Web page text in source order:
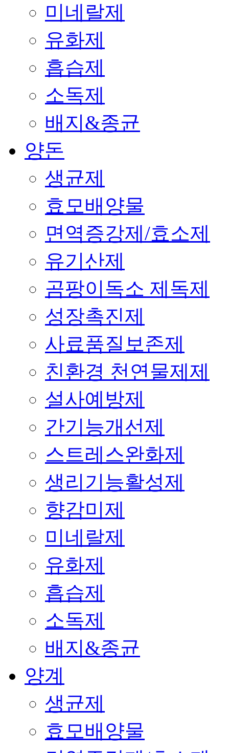
미네랄제
유화제
흡습제
소독제
배지&종균
양돈
생균제
효모배양물
면역증강제/효소제
유기산제
곰팡이독소 제독제
성장촉진제
사료품질보존제
친환경 천연물제제
설사예방제
간기능개선제
스트레스완화제
생리기능활성제
향감미제
미네랄제
유화제
흡습제
소독제
배지&종균
양계
생균제
효모배양물